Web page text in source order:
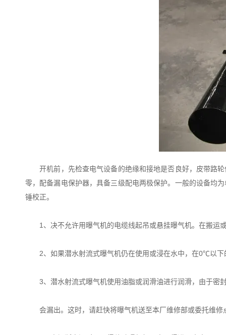
开机前，先检查电气设备的绝缘和接地是否良好，皮带路轮
零，配备漏电保护器，具备三级配电两极保护。一般的设备均
锤校正。
1、决不允许用曝气机的电缆线起吊或悬挂曝气机。在搬运
2、如果潜水射流式曝气机仍在使用或浸在水中，在0℃以下
3、潜水射流式曝气机使用油脂或润滑油进行润滑，由于密
会漏出。这时，请赶快将曝气机送至本厂维修部或委托维修